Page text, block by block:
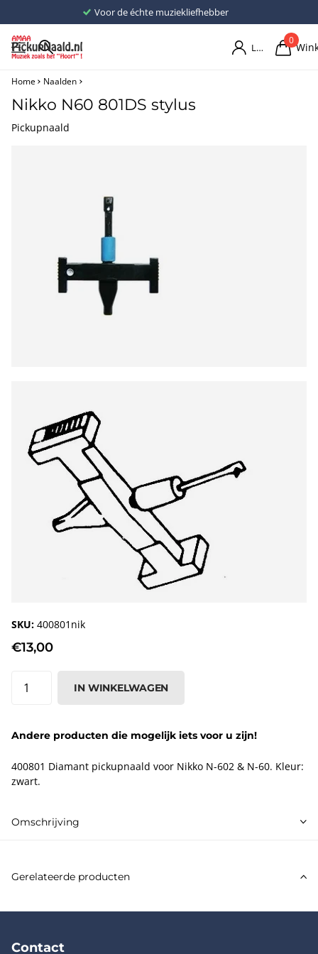
Voor de échte muziekliefhebber
Login
0
Home Naalden
Nikko N60 801DS stylus
Pickupnaald
SKU: 400801nik
€13,00
IN WINKELWAGEN
Andere producten die mogelijk iets voor u zijn!
400801 Diamant pickupnaald voor Nikko N-602 & N-60. Kleur:
zwart.
Omschrijving
Gerelateerde producten
Contact